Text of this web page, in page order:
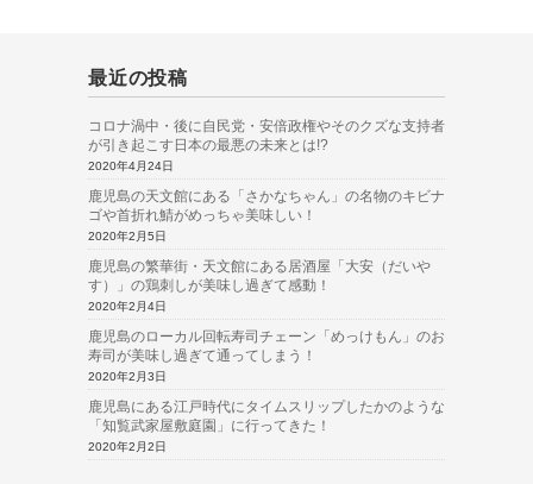
最近の投稿
コロナ渦中・後に自民党・安倍政権やそのクズな支持者
が引き起こす日本の最悪の未来とは!?
2020年4月24日
鹿児島の天文館にある「さかなちゃん」の名物のキビナ
ゴや首折れ鯖がめっちゃ美味しい！
2020年2月5日
鹿児島の繁華街・天文館にある居酒屋「大安（だいや
す）」の鶏刺しが美味し過ぎて感動！
2020年2月4日
鹿児島のローカル回転寿司チェーン「めっけもん」のお
寿司が美味し過ぎて通ってしまう！
2020年2月3日
鹿児島にある江戸時代にタイムスリップしたかのような
「知覧武家屋敷庭園」に行ってきた！
2020年2月2日